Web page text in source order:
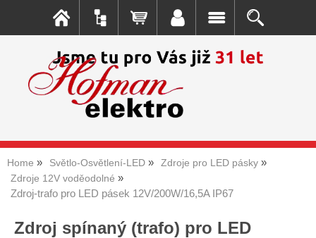
Home Světlo-Osvětlení-LED
Zdroje pro LED pásky
Zdroje 12V voděodolné
Zdroj-trafo pro LED pásek 12V/200W/16,5A IP67
Zdroj spínaný (trafo) pro LED